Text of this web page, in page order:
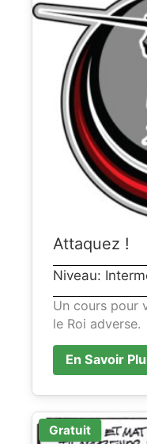
Attaquez !
Niveau:
Un cours pour
le Roi adverse.
En Savoir
Gratuit